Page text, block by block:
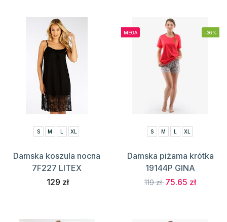
S M L XL
Damska koszula nocna
7F227 LITEX
129 zł
MEGA -36%
S M L XL
Damska piżama krótka
19144P GINA
119 zł 75.65 zł